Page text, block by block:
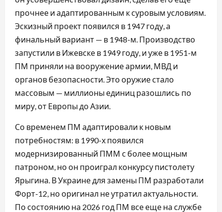
прочнее и адаптированным к суровым условиям.
Эскизный проект появился в 1947 году, а
финальный вариант — в 1948-м. Производство
запустили в Ижевске в 1949 году, и уже в 1951-м
ПМ приняли на вооружение армии, МВД и
органов безопасности. Это оружие стало
массовым — миллионы единиц разошлись по
миру, от Европы до Азии.
Со временем ПМ адаптировали к новым
потребностям: в 1990-х появился
модернизированный ПММ с более мощным
патроном, но он проиграл конкурсу пистолету
Ярыгина. В Украине для замены ПМ разработали
Форт-12, но оригинал не утратил актуальности.
По состоянию на 2026 год ПМ все еще на службе